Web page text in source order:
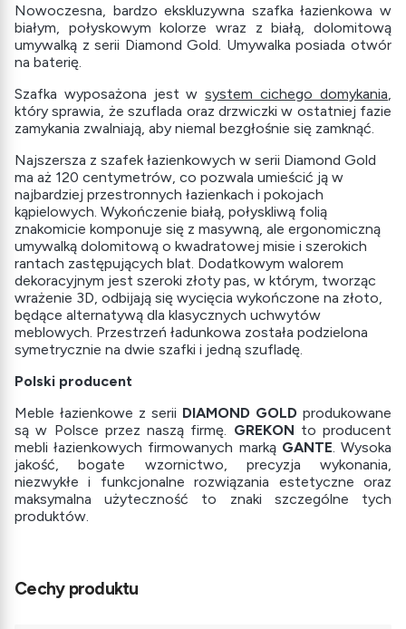
Nowoczesna, bardzo ekskluzywna szafka łazienkowa w
białym, połyskowym kolorze wraz z białą, dolomitową
umywalką z serii Diamond Gold. Umywalka posiada otwór
na baterię.
Szafka wyposażona jest wsystem cichego domykania
który sprawia, że szuflada oraz drzwiczki w ostatniej fazie
zamykania zwalniają, aby niemal bezgłośnie się zamknąć.
Najszersza z szafek łazienkowych w serii Diamond Gold
ma aż 120 centymetrów, co pozwala umieścić ją w
najbardziej przestronnych łazienkach i pokojach
kąpielowych. Wykończenie białą, połyskliwą folią
znakomicie komponuje się z masywną, ale ergonomiczną
umywalką dolomitową o kwadratowej misie i szerokich
rantach zastępujących blat. Dodatkowym walorem
dekoracyjnym jest szeroki złoty pas, w którym, tworząc
wrażenie 3D, odbijają się wycięcia wykończone na złoto,
będące alternatywą dla klasycznych uchwytów
meblowych. Przestrzeń ładunkowa została podzielona
symetrycznie na dwie szafki i jedną szufladę.
Polski producent
Meble łazienkowe z serii DIAMOND GOLD produkowane
są w Polsce przez naszą firmę. GREKON to producent
mebli łazienkowych firmowanych marką GANTE . Wysoka
jakość, bogate wzornictwo, precyzja wykonania,
niezwykłe i funkcjonalne rozwiązania estetyczne oraz
maksymalna użyteczność to znaki szczególne tych
produktów.
Cechy produktu